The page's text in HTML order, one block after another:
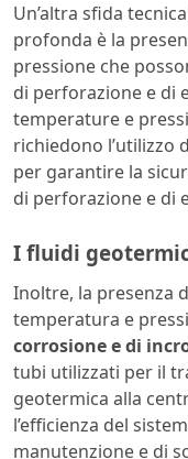
Un’altra sfida
profonda è la
pressione che
di perforazione e di
temperature e
richiedono l’utilizzo
per garantire la
di perforazione e di
I fluidi
Inoltre, la presenza
temperatura e
corrosione e di
tubi utilizzati per il
geotermica alla
l’efficienza del
manutenzione e di